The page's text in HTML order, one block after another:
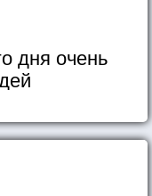
дня очень